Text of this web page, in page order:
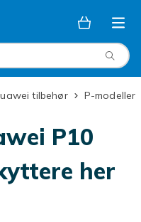
Huawei tilbehør P-modeller
P10
her